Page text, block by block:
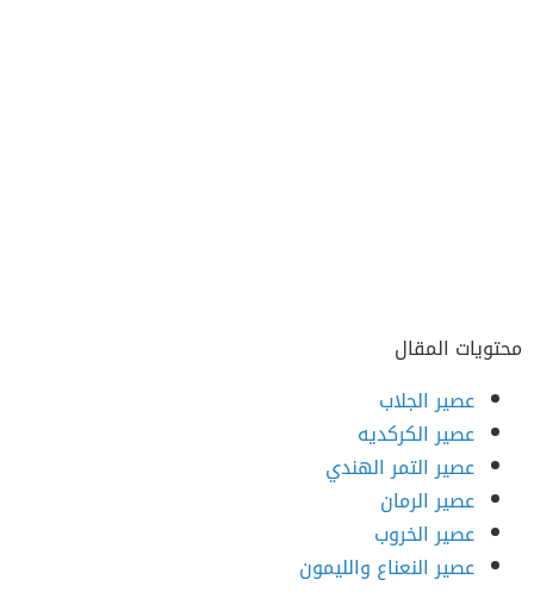
محتويات المقال
عصير الجلاب
عصير الكركديه
عصير التمر الهندي
عصير الرمان
عصير الخروب
عصير النعناع والليمون